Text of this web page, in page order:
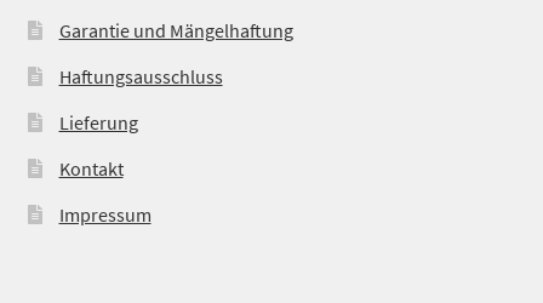
Garantie und Mängelhaftung
Haftungsausschluss
Lieferung
Kontakt
Impressum